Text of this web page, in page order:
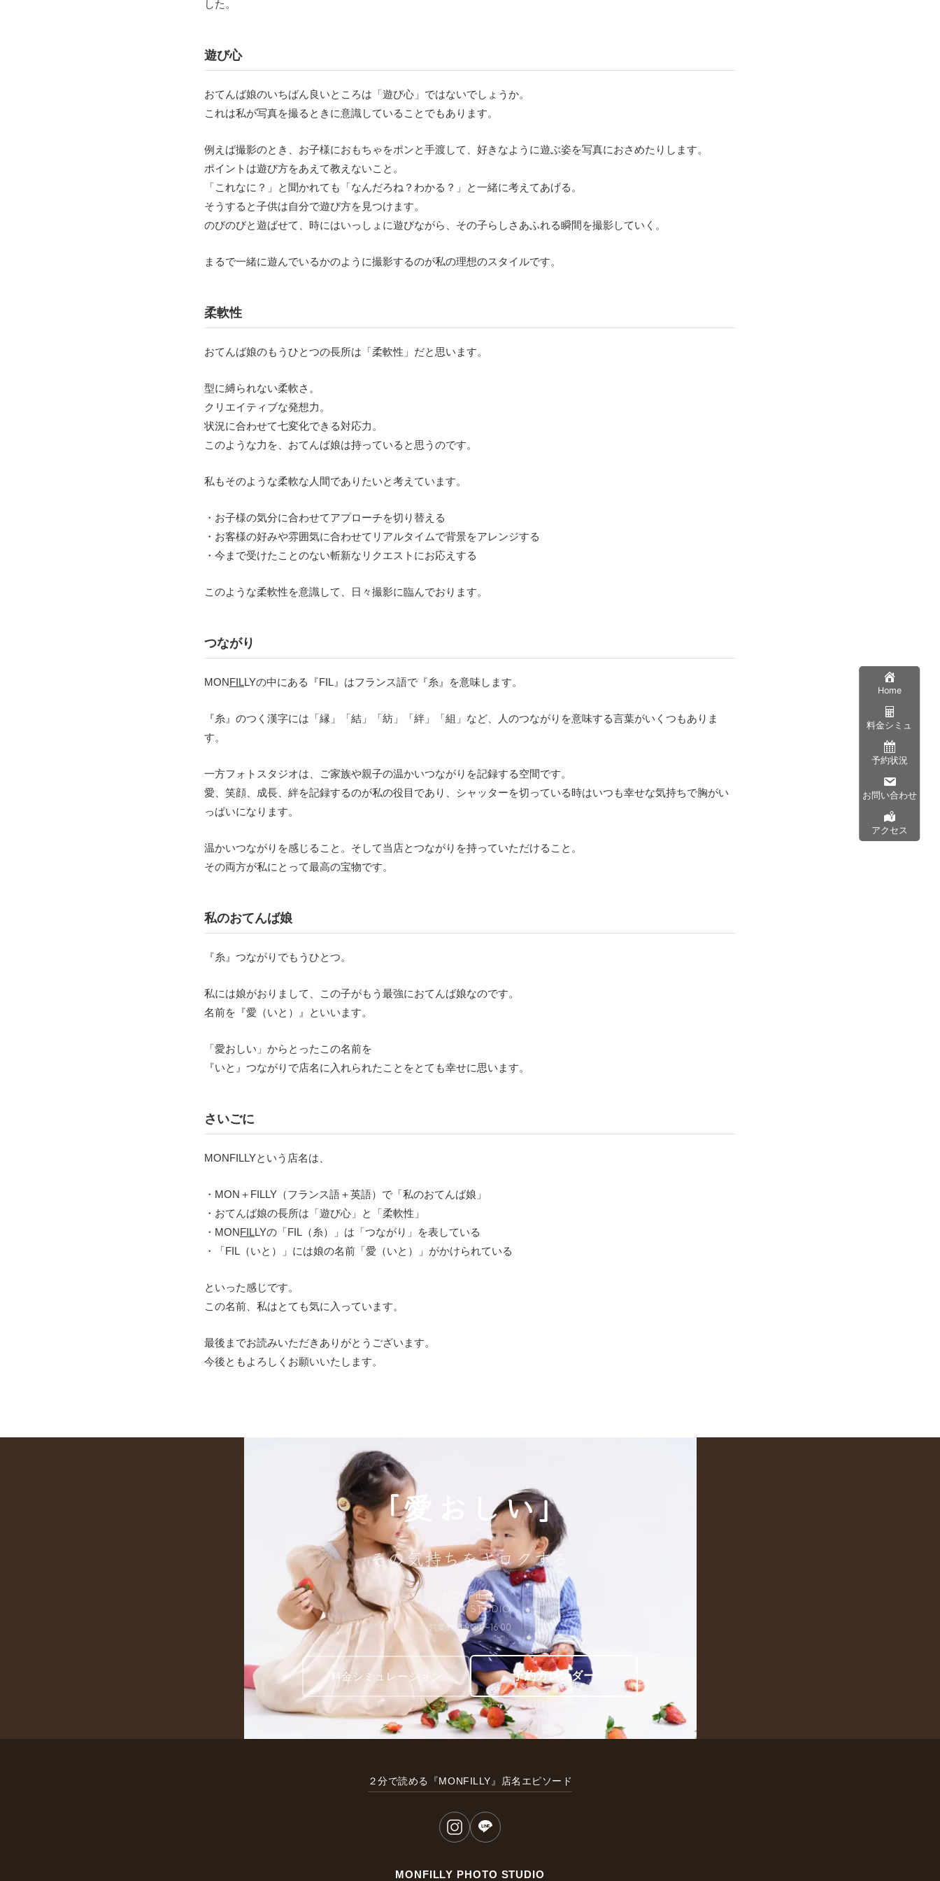
した。
遊び心
おてんば娘のいちばん良いところは「遊び心」ではないでしょうか。
これは私が写真を撮るときに意識していることでもあります。
例えば撮影のとき、お子様におもちゃをポンと手渡して、好きなように遊ぶ姿を写真におさめたりします。
ポイントは遊び方をあえて教えないこと。
「これなに？」と聞かれても「なんだろね？わかる？」と一緒に考えてあげる。
そうすると子供は自分で遊び方を見つけます。
のびのびと遊ばせて、時にはいっしょに遊びながら、その子らしさあふれる瞬間を撮影していく。
まるで一緒に遊んでいるかのように撮影するのが私の理想のスタイルです。
柔軟性
おてんば娘のもうひとつの長所は「柔軟性」だと思います。
型に縛られない柔軟さ。
クリエイティブな発想力。
状況に合わせて七変化できる対応力。
このような力を、おてんば娘は持っていると思うのです。
私もそのような柔軟な人間でありたいと考えています。
・お子様の気分に合わせてアプローチを切り替える
・お客様の好みや雰囲気に合わせてリアルタイムで背景をアレンジする
・今まで受けたことのない斬新なリクエストにお応えする
このような柔軟性を意識して、日々撮影に臨んでおります。
つながり
MONFILLYの中にある『FIL』はフランス語で『糸』を意味します。
『糸』のつく漢字には「縁」「結」「紡」「絆」「組」など、人のつながりを意味する言葉がいくつもありま
す。
一方フォトスタジオは、ご家族や親子の温かいつながりを記録する空間です。
愛、笑顔、成長、絆を記録するのが私の役目であり、シャッターを切っている時はいつも幸せな気持ちで胸がい
っぱいになります。
温かいつながりを感じること。そして当店とつながりを持っていただけること。
その両方が私にとって最高の宝物です。
私のおてんば娘
『糸』つながりでもうひとつ。
私には娘がおりまして、この子がもう最強におてんば娘なのです。
名前を『愛（いと）』といいます。
「愛おしい」からとったこの名前を
『いと』つながりで店名に入れられたことをとても幸せに思います。
さいごに
MONFILLYという店名は、
・MON＋FILLY（フランス語＋英語）で「私のおてんば娘」
・おてんば娘の長所は「遊び心」と「柔軟性」
・MONFILLYの「FIL（糸）」は「つながり」を表している
・「FIL（いと）」には娘の名前「愛（いと）」がかけられている
といった感じです。
この名前、私はとても気に入っています。
最後までお読みいただきありがとうございます。
今後ともよろしくお願いいたします。
「愛おしい」
その気持ちをキロクする
MONFILLY
PHOTO STUDIO
営業時間 9:30〜16:00
料金シミュレーション 予約カレンダー
２分で読める『MONFILLY』店名エピソード
MONFILLY PHOTO STUDIO
Home
料金シミュ
予約状況
お問い合わせ
アクセス